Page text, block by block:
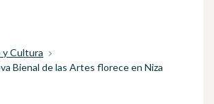
Cultura
Bienal de las Artes florece en Niza